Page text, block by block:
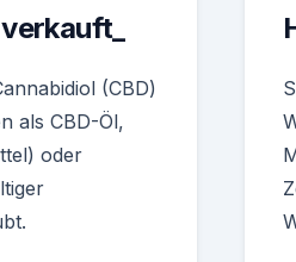
(CBD)
als CBD-Öl,
oder